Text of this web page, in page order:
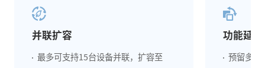
并联扩容
最多可支持15台设备并联，扩容至
功能延展
预留多个